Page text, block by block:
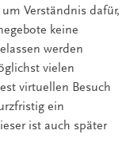
Verständnis dafür,
keine
werden
vielen
virtuellen Besuch
ein
ist auch später